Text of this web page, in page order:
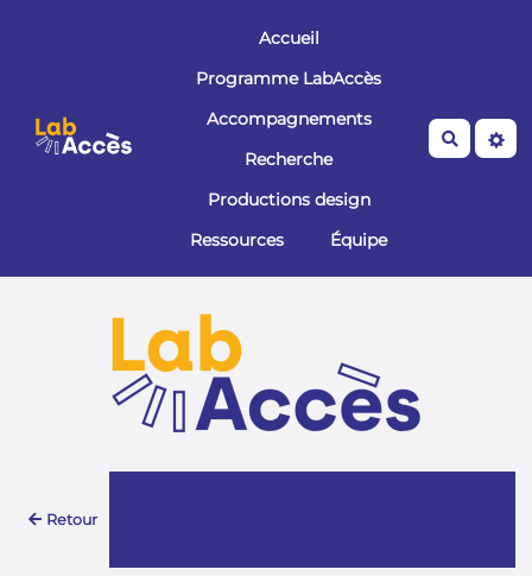
Accueil
Programme LabAccès
Accompagnements
Recherche
Productions design
Ressources
Équipe
Retour